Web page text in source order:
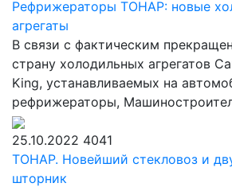
Рефрижераторы ТОНАР: новые
агрегаты
В связи с фактическим
страну холодильных агрегатов
King, устанавливаемых на
рефрижераторы,
25.10.2022 4041
ТОНАР. Новейший стекловоз и
шторник